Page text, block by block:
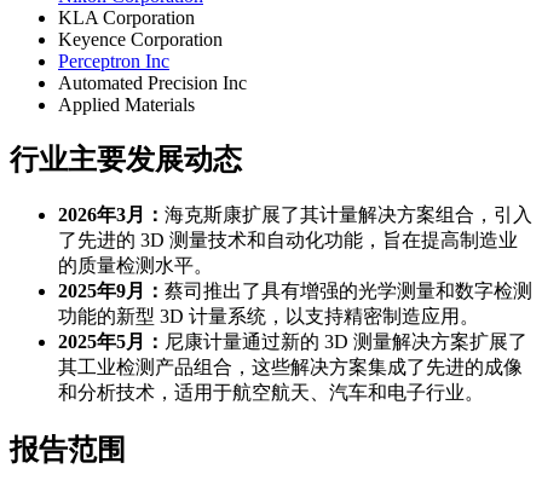
KLA Corporation
Keyence Corporation
Perceptron Inc
Automated Precision Inc
Applied Materials
行业主要发展动态
2026年3月： 海克斯康扩展了其计量解决方案组合，引入
了先进的 3D 测量技术和自动化功能，旨在提高制造业
的质量检测水平。
2025年9月： 蔡司推出了具有增强的光学测量和数字检测
功能的新型 3D 计量系统，以支持精密制造应用。
2025年5月： 尼康计量通过新的 3D 测量解决方案扩展了
其工业检测产品组合，这些解决方案集成了先进的成像
和分析技术，适用于航空航天、汽车和电子行业。
报告范围